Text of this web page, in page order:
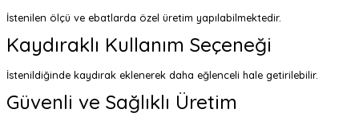
İstenilen ölçü ve ebatlarda özel üretim yapılabilmektedir.
Kaydıraklı Kullanım Seçeneği
İstenildiğinde kaydırak eklenerek daha eğlenceli hale getirilebilir.
Güvenli ve Sağlıklı Üretim